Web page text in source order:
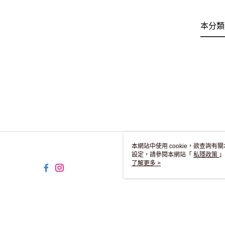
本分
本網站中使用 cookie，欲查詢有
設定，請參閱本網站「 私隱政策
用 cookie。
了解更多 >